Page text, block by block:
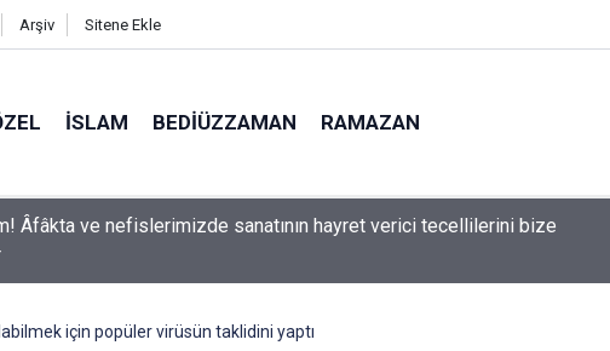
Arşiv Sitene Ekle
İSLAM BEDIÜZZAMAN RAMAZAN
Kelimeler, herbir zerre-i havaînin kulağına girip dilinden çıktığı
için popüler virüsün taklidini yaptı